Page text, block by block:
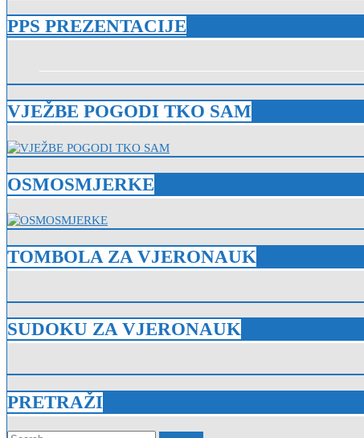
PPS PREZENTACIJE
VJEŽBE POGODI TKO SAM
OSMOSMJERKE
TOMBOLA ZA VJERONAUK
SUDOKU ZA VJERONAUK
PRETRAŽI